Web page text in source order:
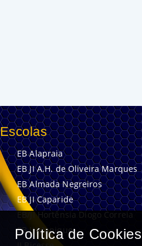
Escolas
EB Alapraia
EB JI A.H. de Oliveira Marques
EB Almada Negreiros
EB JI Caparide
EB/JI Hortênsia Diogo Correia
EB JI Manique
Política de Cookies